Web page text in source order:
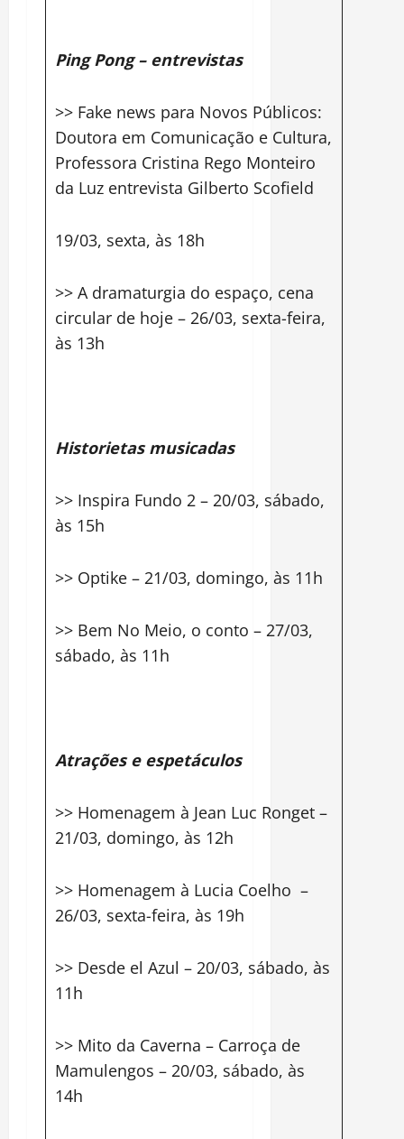
Ping Pong – entrevistas
>> Fake news para Novos Públicos:
Doutora em Comunicação e Cultura,
Professora Cristina Rego Monteiro
da Luz entrevista Gilberto Scofield
19/03, sexta, às 18h
>> A dramaturgia do espaço, cena
circular de hoje – 26/03, sexta-feira,
às 13h
Historietas musicadas
>> Inspira Fundo 2 – 20/03, sábado,
às 15h
>> Optike – 21/03, domingo, às 11h
>> Bem No Meio, o conto – 27/03,
sábado, às 11h
Atrações e espetáculos
>> Homenagem à Jean Luc Ronget –
21/03, domingo, às 12h
>> Homenagem à Lucia Coelho –
26/03, sexta-feira, às 19h
>> Desde el Azul – 20/03, sábado, às
11h
>> Mito da Caverna – Carroça de
Mamulengos – 20/03, sábado, às
14h